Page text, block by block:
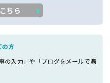
ちら
の方
の入力」や「ブログをメールで購